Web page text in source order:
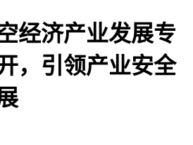
经济产业发展专
，引领产业安全